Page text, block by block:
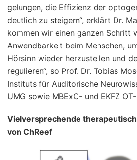
gelungen, die Effizienz der
deutlich zu steigern“, erklärt Dr.
kommen wir einen ganzen Schritt
Anwendbarkeit beim Menschen,
Hörsinn wieder herzustellen und
regulieren“, so Prof. Dr. Tobias
Instituts für Auditorische
UMG sowie MBExC- und EKFZ
Vielversprechende
von ChReef